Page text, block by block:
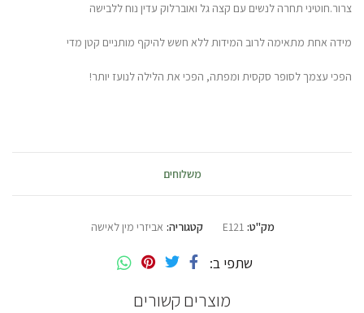
צרור.חוטיני תחרה לנשים עם קצה גל ואוברלוק עדין נוח ללבישה
מידה אחת מתאימה לרוב המידות ללא חשש להיקף מותניים קטן מדי
הפכי עצמך לסופר סקסית ומפתה, הפכי את הלילה לנועז יותר!
משלוחים
מק"ט: E121 קטגוריה: אביזרי מין לאישה
שתפי ב
מוצרים קשורים